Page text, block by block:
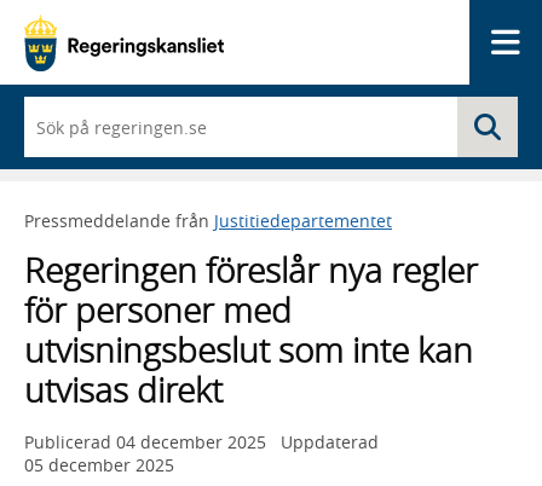
du
börjar
skriva
framträder
lista
med
sökförslag
Pressmeddelande från Justitiedepartementet
Regeringen föreslår nya regler
för personer med
utvisningsbeslut som inte kan
utvisas direkt
Publicerad 04 december 2025
Uppdaterad
05 december 2025